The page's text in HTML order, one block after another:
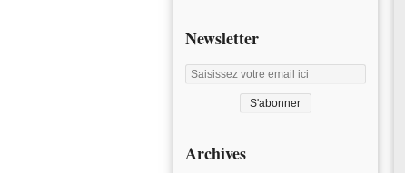
Newsletter
Archives